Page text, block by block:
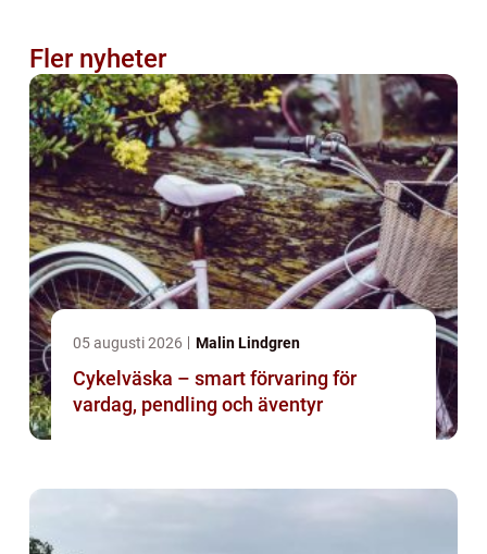
Fler nyheter
05 augusti 2026 Malin Lindgren
Cykelväska – smart förvaring för
vardag, pendling och äventyr